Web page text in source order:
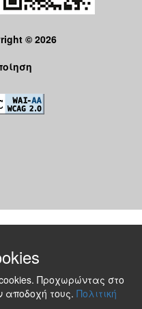
© 2026
Προχωρώντας στο
αποδοχή τους. Πολιτική